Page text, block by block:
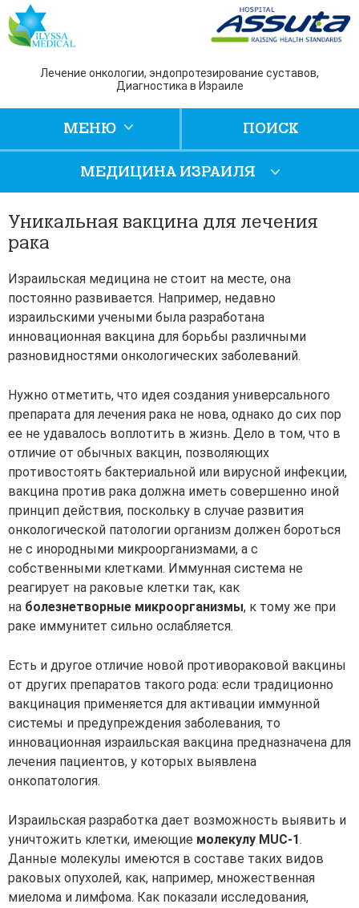
Лечение онкологии, эндопротезирование суставов,
Диагностика в Израиле
ПОИСК
МЕНЮ
Уникальная вакцина для лечения
рака
Израильская медицина не стоит на месте, она
постоянно развивается. Например, недавно
израильскими учеными была разработана
инновационная вакцина для борьбы различными
разновидностями онкологических заболеваний.
Нужно отметить, что идея создания универсального
препарата для лечения рака не нова, однако до сих пор
ее не удавалось воплотить в жизнь. Дело в том, что в
отличие от обычных вакцин, позволяющих
противостоять бактериальной или вирусной инфекции,
вакцина против рака должна иметь совершенно иной
принцип действия, поскольку в случае развития
онкологической патологии организм должен бороться
не с инородными микроорганизмами, а с
собственными клетками. Иммунная система не
реагирует на раковые клетки так, как
на болезнетворные микроорганизмы, к тому же при
раке иммунитет сильно ослабляется.
Есть и другое отличие новой противораковой вакцины
от других препаратов такого рода: если традиционно
вакцинация применяется для активации иммунной
системы и предупреждения заболевания, то
инновационная израильская вакцина предназначена для
лечения пациентов, у которых выявлена
онкопатология.
Израильская разработка дает возможность выявить и
уничтожить клетки, имеющие молекулу MUC-1.
Данные молекулы имеются в составе таких видов
раковых опухолей, как, например, множественная
миелома и лимфома. Как показали исследования,
МЕДИЦИНА ИЗРАИЛЯ